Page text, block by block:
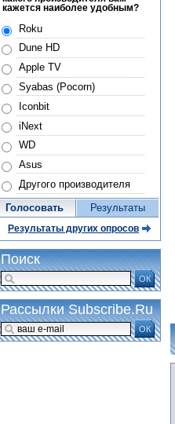
кажется наиболее удобным?
Roku
Dune HD
Apple TV
Syabas (Pocorn)
Iconbit
iNext
WD
Asus
Другого производителя
Голосовать Результаты
Результаты других опросов
Поиск
ОК
Рассылки Subscribe.Ru
ОК